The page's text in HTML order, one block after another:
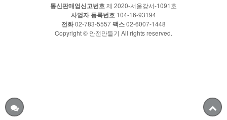
통신판매업신고번호제 2020-서울강서-1091호
사업자 등록번호 104-16-93194
전화02-783-5557팩스02-6007-1448
Copyright © 안전만들기 All rights reserved.